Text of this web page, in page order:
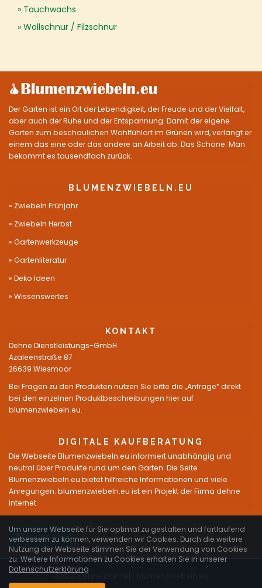
Tauchwachs
Wollschnur / Filzschnur
Der Garten ist ein Ort der Lebendigkeit, der Freude und der Vielfalt,
aber auch der Ruhe und der Entspannung. Damit der eigene
Garten zum beschaulichen Wohlfühlort im Grünen wird, verlangt er
einem das eine oder das andere an Arbeit ab. Das Schöne: Man
bekommt es tausendfach zurück.
BLUMENZWIEBELN.EU
Zwiebeln Frühjahr
Zwiebeln Herbst
Gartenwerkzeuge
Gartenliteratur
Deko Ideen
Wissenswertes
KONTAKT
Dehne Dienstleistungs-GmbH
Azaleenstraße 87
26639 Wiesmoor
Bei Fragen zu den Produkten nutzen Sie bitte die „Anfrage“ direkt
bei den einzelnen Produktbeschreibungen hier auf
blumenzwiebeln.eu.
DIGITALE KAUFBERATUNG
Die Webseite Blumenzwiebeln.eu informiert unabhängig und
neutral über Produkte rund um den Garten. Die Seite
Blumenzwiebeln.eu bietet hilfreiche Informationen und viele
Anregungen. blumenzwiebeln.eu ist ein Projekt der Firma dehne
internet.
Facebook
©2021 dehne internet |
Um unsere Webseite für Sie optimal zu gestalten und fortlaufend
verbessern zu können, verwenden wir Cookies. Durch die weitere
Nutzung der Webseite stimmen Sie der Verwendung von Cookies
zu. Weitere Informationen zu Cookies erhalten Sie in unserer
Datenschutzerklärung